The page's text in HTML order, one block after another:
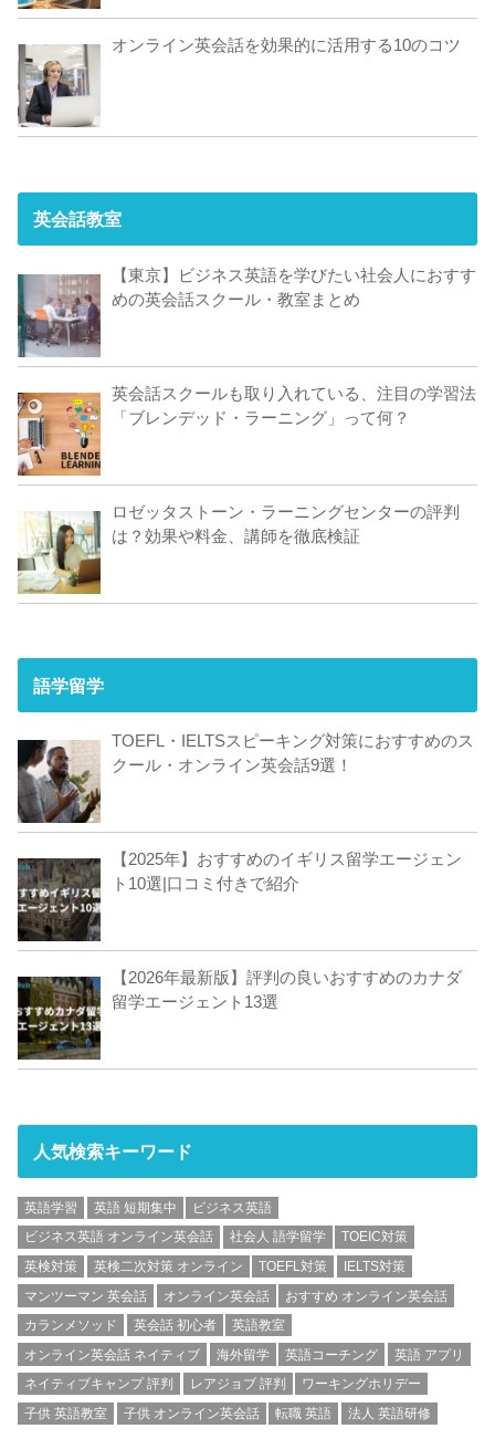
オンライン英会話を効果的に活用する10のコツ
英会話教室
【東京】ビジネス英語を学びたい社会人におすす
めの英会話スクール・教室まとめ
英会話スクールも取り入れている、注目の学習法
「ブレンデッド・ラーニング」って何？
ロゼッタストーン・ラーニングセンターの評判
は？効果や料金、講師を徹底検証
語学留学
TOEFL・IELTSスピーキング対策におすすめのス
クール・オンライン英会話9選！
【2025年】おすすめのイギリス留学エージェン
ト10選|口コミ付きで紹介
【2026年最新版】評判の良いおすすめのカナダ
留学エージェント13選
人気検索キーワード
英語学習 英語 短期集中
ビジネス英語
ビジネス英語 オンライン英会話
社会人 語学留学
TOEIC対策
英検対策
英検二次対策 オンライン TOEFL対策
IELTS対策
マンツーマン 英会話
オンライン英会話
おすすめ オンライン英会話
カランメソッド
英会話 初心者
英語教室
オンライン英会話 ネイティブ
海外留学 英語コーチング
英語 アプリ
ネイティブキャンプ 評判
レアジョブ 評判
ワーキングホリデー
子供 英語教室
子供 オンライン英会話 転職 英語 法人 英語研修